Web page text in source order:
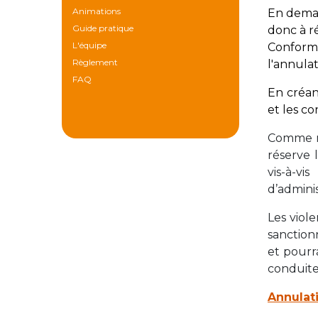
Animations
Guide pratique
L'équipe
Règlement
FAQ
En
donc à
En
et les
Comme
réserve
vis-à-
Les
et